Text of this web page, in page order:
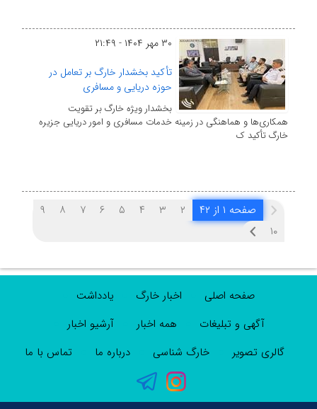
۳۰ مهر ۱۴۰۴ - ۲۱:۴۹
تأکید بخشدار خارگ بر تعامل در
حوزه دریایی و مسافری
بخشدار ویژه خارگ بر تقویت
همکاری‌ها و هماهنگی در زمینه خدمات مسافری و امور دریایی جزیره
خارگ تأکید ک
صفحه ۱ از ۴۲ ۲ ۳ ۴ ۵ ۶ ۷ ۸
۹
۱۰
صفحه اصلی اخبار خارگ
یادداشت
آگهی و تبلیغات
همه اخبار
آرشیو اخبار
گالری تصویر
خارگ شناسی درباره ما تماس با ما